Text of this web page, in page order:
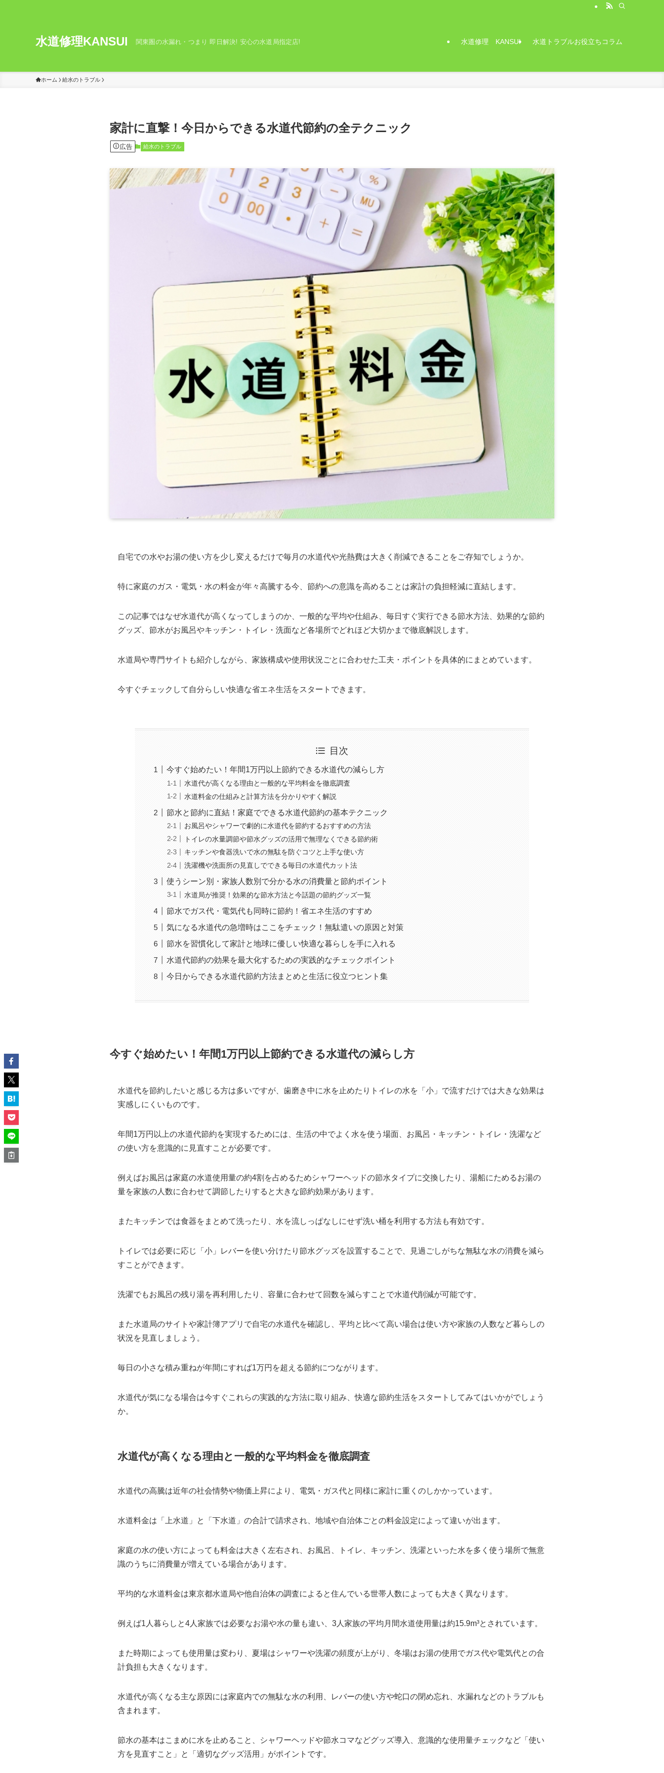
水道修理KANSUI 関東圏の水漏れ・つまり 即日解決! 安心の水道局指定店! 水道修理 KANSUI 水道トラブルお役立ちコラム
ホーム 給水のトラブル
家計に直撃！今日からできる水道代節約の全テクニック
広告 給水のトラブル
自宅での水やお湯の使い方を少し変えるだけで毎月の水道代や光熱費は大きく削減できることをご存知でしょうか。
特に家庭のガス・電気・水の料金が年々高騰する今、節約への意識を高めることは家計の負担軽減に直結します。
この記事ではなぜ水道代が高くなってしまうのか、一般的な平均や仕組み、毎日すぐ実行できる節水方法、効果的な節約
グッズ、節水がお風呂やキッチン・トイレ・洗面など各場所でどれほど大切かまで徹底解説します。
水道局や専門サイトも紹介しながら、家族構成や使用状況ごとに合わせた工夫・ポイントを具体的にまとめています。
今すぐチェックして自分らしい快適な省エネ生活をスタートできます。
目次
今すぐ始めたい！年間1万円以上節約できる水道代の減らし方
水道代が高くなる理由と一般的な平均料金を徹底調査
水道料金の仕組みと計算方法を分かりやすく解説
節水と節約に直結！家庭でできる水道代節約の基本テクニック
お風呂やシャワーで劇的に水道代を節約するおすすめの方法
トイレの水量調節や節水グッズの活用で無理なくできる節約術
キッチンや食器洗いで水の無駄を防ぐコツと上手な使い方
洗濯機や洗面所の見直しでできる毎日の水道代カット法
使うシーン別・家族人数別で分かる水の消費量と節約ポイント
水道局が推奨！効果的な節水方法と今話題の節約グッズ一覧
節水でガス代・電気代も同時に節約！省エネ生活のすすめ
気になる水道代の急増時はここをチェック！無駄遣いの原因と対策
節水を習慣化して家計と地球に優しい快適な暮らしを手に入れる
水道代節約の効果を最大化するための実践的なチェックポイント
今日からできる水道代節約方法まとめと生活に役立つヒント集
今すぐ始めたい！年間1万円以上節約できる水道代の減らし方
水道代を節約したいと感じる方は多いですが、歯磨き中に水を止めたりトイレの水を「小」で流すだけでは大きな効果は
実感しにくいものです。
年間1万円以上の水道代節約を実現するためには、生活の中でよく水を使う場面、お風呂・キッチン・トイレ・洗濯など
の使い方を意識的に見直すことが必要です。
例えばお風呂は家庭の水道使用量の約4割を占めるためシャワーヘッドの節水タイプに交換したり、湯船にためるお湯の
量を家族の人数に合わせて調節したりすると大きな節約効果があります。
またキッチンでは食器をまとめて洗ったり、水を流しっぱなしにせず洗い桶を利用する方法も有効です。
トイレでは必要に応じ「小」レバーを使い分けたり節水グッズを設置することで、見過ごしがちな無駄な水の消費を減ら
すことができます。
洗濯でもお風呂の残り湯を再利用したり、容量に合わせて回数を減らすことで水道代削減が可能です。
また水道局のサイトや家計簿アプリで自宅の水道代を確認し、平均と比べて高い場合は使い方や家族の人数など暮らしの
状況を見直しましょう。
毎日の小さな積み重ねが年間にすれば1万円を超える節約につながります。
水道代が気になる場合は今すぐこれらの実践的な方法に取り組み、快適な節約生活をスタートしてみてはいかがでしょう
か。
水道代が高くなる理由と一般的な平均料金を徹底調査
水道代の高騰は近年の社会情勢や物価上昇により、電気・ガス代と同様に家計に重くのしかかっています。
水道料金は「上水道」と「下水道」の合計で請求され、地域や自治体ごとの料金設定によって違いが出ます。
家庭の水の使い方によっても料金は大きく左右され、お風呂、トイレ、キッチン、洗濯といった水を多く使う場所で無意
識のうちに消費量が増えている場合があります。
平均的な水道料金は東京都水道局や他自治体の調査によると住んでいる世帯人数によっても大きく異なります。
例えば1人暮らしと4人家族では必要なお湯や水の量も違い、3人家族の平均月間水道使用量は約15.9m³とされています。
また時期によっても使用量は変わり、夏場はシャワーや洗濯の頻度が上がり、冬場はお湯の使用でガス代や電気代との合
計負担も大きくなります。
水道代が高くなる主な原因には家庭内での無駄な水の利用、レバーの使い方や蛇口の閉め忘れ、水漏れなどのトラブルも
含まれます。
節水の基本はこまめに水を止めること、シャワーヘッドや節水コマなどグッズ導入、意識的な使用量チェックなど「使い
方を見直すこと」と「適切なグッズ活用」がポイントです。